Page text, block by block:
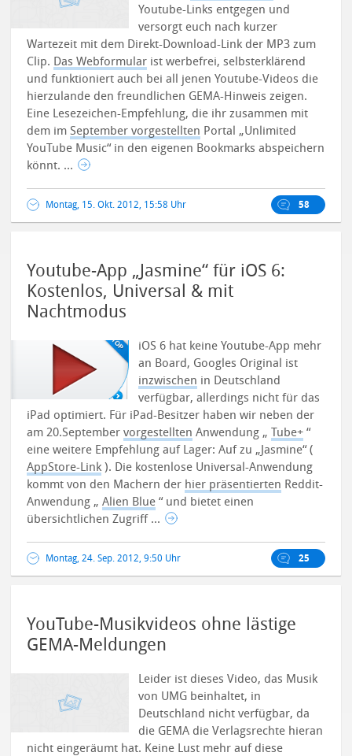
Youtube-Links entgegen und
versorgt euch nach kurzer
Wartezeit mit dem Direkt-Download-Link der MP3 zum
Clip. Das Webformular ist werbefrei, selbsterklärend
und funktioniert auch bei all jenen Youtube-Videos die
hierzulande den freundlichen GEMA-Hinweis zeigen.
Eine Lesezeichen-Empfehlung, die ihr zusammen mit
dem imSeptember vorgestellten Portal „Unlimited
YouTube Music“ in den eigenen Bookmarks abspeichern
könnt. ...
Montag, 15. Okt. 2012, 15:58 Uhr 58
Youtube-App „Jasmine“ für iOS 6:
Kostenlos, Universal & mit
Nachtmodus
iOS 6 hat keine Youtube-App mehr
an Board, Googles Original ist
inzwischen in Deutschland
verfügbar, allerdings nicht für das
iPad optimiert. Für iPad-Besitzer haben wir neben der
am 20.Septembervorgestellten Anwendung „Tube+ “
eine weitere Empfehlung auf Lager: Auf zu „Jasmine“ (
AppStore-Link ). Die kostenlose Universal-Anwendung
kommt von den Machern der hier präsentierten Reddit-
Anwendung „Alien Blue “ und bietet einen
übersichtlichen Zugriff ...
Montag, 24. Sep. 2012, 9:50 Uhr 25
YouTube-Musikvideos ohne lästige
GEMA-Meldungen
Leider ist dieses Video, das Musik
von UMG beinhaltet, in
Deutschland nicht verfügbar, da
die GEMA die Verlagsrechte hieran
nicht eingeräumt hat. Keine Lust mehr auf diese